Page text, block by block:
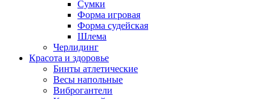
Сумки
Форма игровая
Форма судейская
Шлема
Черлидинг
Красота и здоровье
Бинты атлетические
Весы напольные
Виброгантели